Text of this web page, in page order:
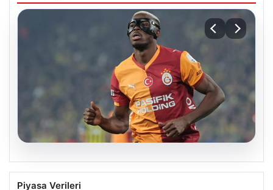
Victor Osimhen, Galatasaray’daki
Piyasa Verileri